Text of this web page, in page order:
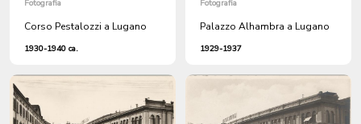
Fotografia
Corso Pestalozzi a Lugano
1930-1940 ca.
Fotografia
Palazzo Alhambra a Lugano
1929-1937